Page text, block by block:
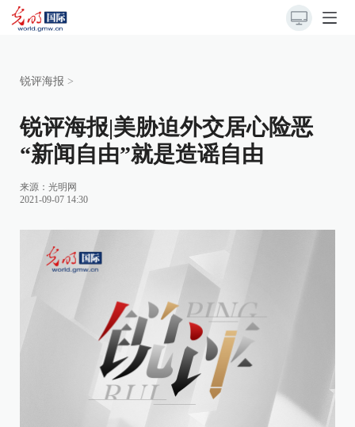
锐评海报 >
锐评海报|美胁迫外交居心险恶
“新闻自由”就是造谣自由
来源： 光明网
2021-09-07 14:30